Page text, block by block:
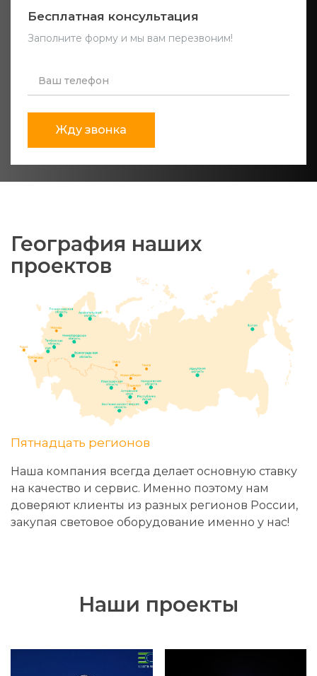
Бесплатная консультация
Заполните форму и мы вам перезвоним!
Жду звонка
География наших
проектов
Пятнадцать регионов
Наша компания всегда делает основную ставку
на качество и сервис. Именно поэтому нам
доверяют клиенты из разных регионов России,
закупая световое оборудование именно у нас!
Наши проекты